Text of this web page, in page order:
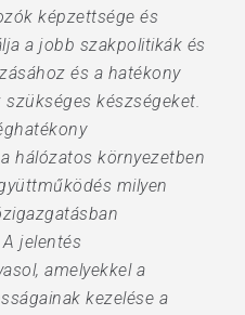
képzettsége és
a jobb szakpolitikák és
és a hatékony
készségeket.
hálózatos környezetben
milyen
jelentés
amelyekkel a
kezelése a